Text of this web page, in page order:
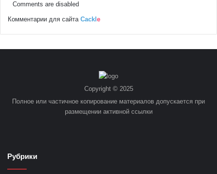
Comments are disabled
Комментарии для сайта Cackl e
Copyright © 2025
Полное или частичное копирование материалов допускается при
размещении активной ссылки
Рубрики